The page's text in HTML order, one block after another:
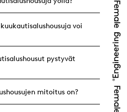
voi
pystyvät
mitoitus on?